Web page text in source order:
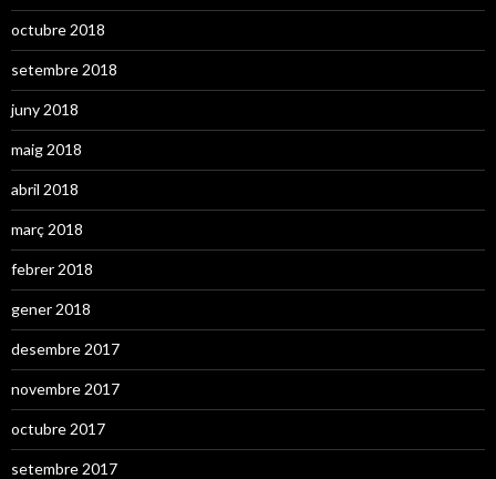
octubre 2018
setembre 2018
juny 2018
maig 2018
abril 2018
març 2018
febrer 2018
gener 2018
desembre 2017
novembre 2017
octubre 2017
setembre 2017